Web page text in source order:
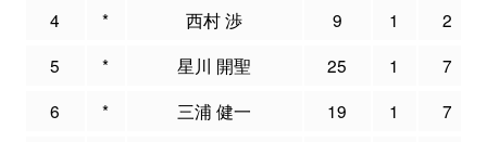
4 * 西村 渉 9 1
2
5
* 星川 開聖 25 1
7
6
* 三浦 健一 19 1
7